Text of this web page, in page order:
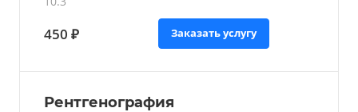
450 ₽ Заказать услугу
Рентгенография